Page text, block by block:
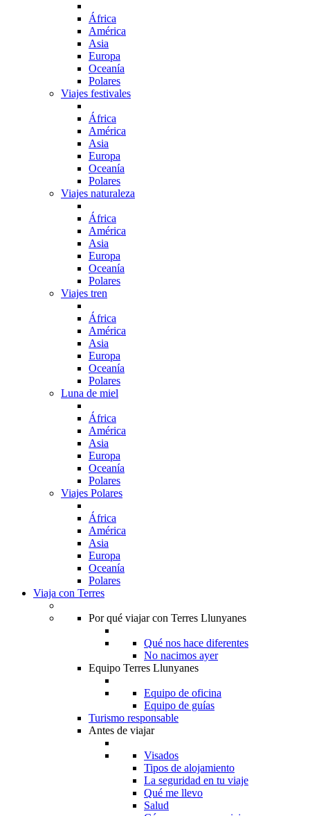
África
América
Asia
Europa
Oceanía
Polares
Viajes festivales
África
América
Asia
Europa
Oceanía
Polares
Viajes naturaleza
África
América
Asia
Europa
Oceanía
Polares
Viajes tren
África
América
Asia
Europa
Oceanía
Polares
Luna de miel
África
América
Asia
Europa
Oceanía
Polares
Viajes Polares
África
América
Asia
Europa
Oceanía
Polares
Viaja con Terres
Por qué viajar con Terres Llunyanes
Qué nos hace diferentes
No nacimos ayer
Equipo Terres Llunyanes
Equipo de oficina
Equipo de guías
Turismo responsable
Antes de viajar
Visados
Tipos de alojamiento
La seguridad en tu viaje
Qué me llevo
Salud